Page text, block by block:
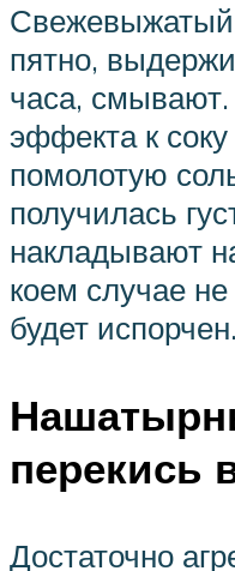
Свежевыжатый
пятно,
часа,
эффекта к
помолотую
получилась
накладывают
коем случае
будет испорчен.
перекись
Достаточно